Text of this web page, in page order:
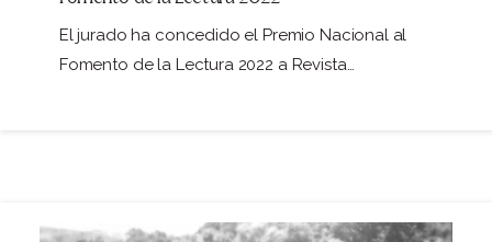
El jurado ha concedido el Premio Nacional al
Fomento de la Lectura 2022 a Revista…